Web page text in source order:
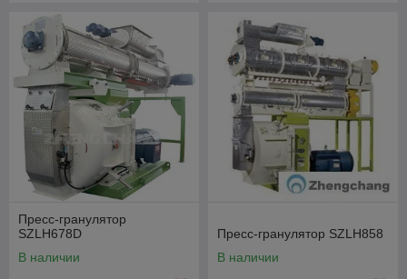
Пресс-гранулятор
SZLH678D
В наличии
Пресс-гранулятор SZLH858
В наличии